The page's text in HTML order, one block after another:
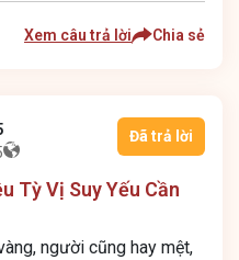
Xem câu trả lời Chia sẻ
Đã trả lời
Tỳ Vị Suy Yếu Cần
người cũng hay mệt,